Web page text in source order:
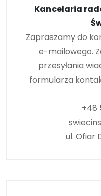
Kancelaria
Zapraszamy do
e-mailowego.
przesyłania
formularza
+48
ul. Ofiar